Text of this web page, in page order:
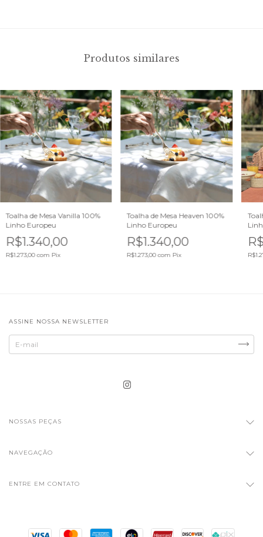
Produtos similares
Toalha de Mesa Vanilla 100%
Linho Europeu
R$1.340,00
R$1.273,00com Pix
Toalha de Mesa Heaven 100%
Linho Europeu
R$1.340,00
R$1.273,00com Pix
ASSINE NOSSA NEWSLETTER
NOSSAS PEÇAS
NAVEGAÇÃO
ENTRE EM CONTATO